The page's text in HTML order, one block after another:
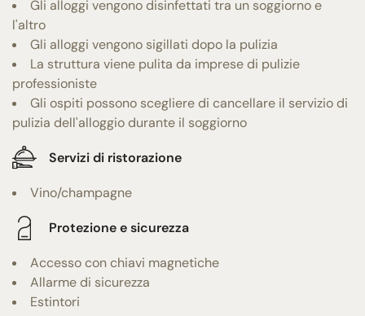
Gli alloggi vengono disinfettati tra un soggiorno e
l'altro
Gli alloggi vengono sigillati dopo la pulizia
La struttura viene pulita da imprese di pulizie
professioniste
Gli ospiti possono scegliere di cancellare il servizio di
pulizia dell'alloggio durante il soggiorno
Servizi di ristorazione
Vino/champagne
Protezione e sicurezza
Accesso con chiavi magnetiche
Allarme di sicurezza
Estintori